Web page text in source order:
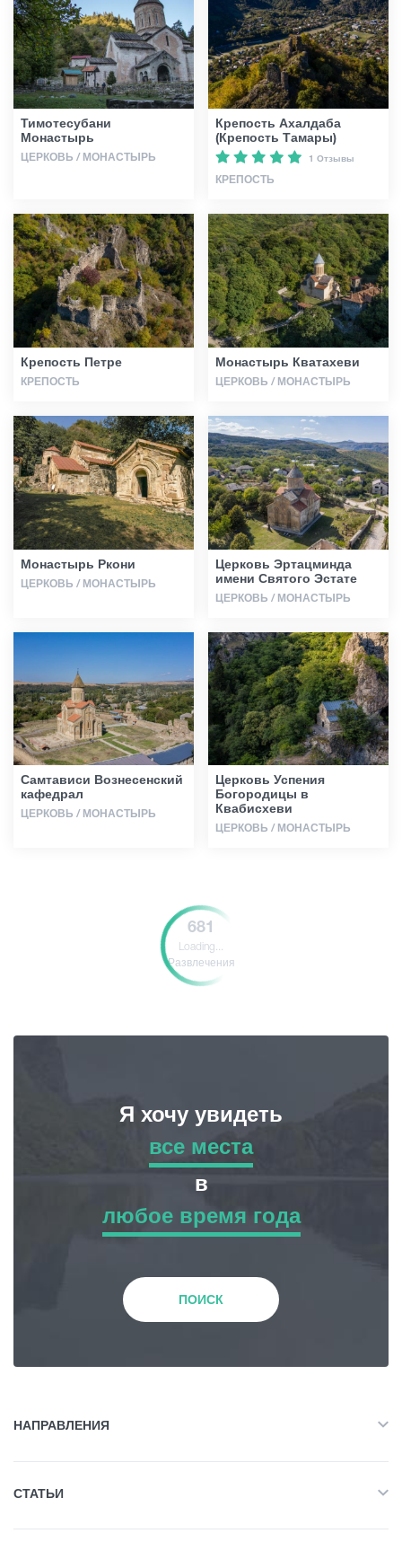
Тимотесубани
Монастырь
ЦЕРКОВЬ / МОНАСТЫРЬ
Крепость Ахалдаба
(Крепость Тамары)
1 Отзывы
КРЕПОСТЬ
Крепость Петре
КРЕПОСТЬ
Монастырь Кватахеви
ЦЕРКОВЬ / МОНАСТЫРЬ
Монастырь Ркони
ЦЕРКОВЬ / МОНАСТЫРЬ
Церковь Эртацминда
имени Святого Эстате
ЦЕРКОВЬ / МОНАСТЫРЬ
Самтависи Вознесенский
кафедрал
ЦЕРКОВЬ / МОНАСТЫРЬ
Церковь Успения
Богородицы в
Квабисхеви
ЦЕРКОВЬ / МОНАСТЫРЬ
681
Loading...
Развлечения
Я хочу увидеть
все места
все места
в
любое время года
любое время года
ПОИСК
НАПРАВЛЕНИЯ
СТАТЬИ